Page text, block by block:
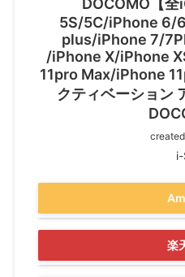
5S/5C/iPhone 6/
plus/iPhone 7/
/iPhone X/iPhone
11pro Max/iPhone
クティベーション
楽